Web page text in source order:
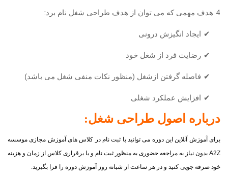
4 هدف مهمی که می توان از هدف طراحی شغل نام برد:
✔ ایجاد انگیزش درونی
✔ رضایت فرد از شغل خود
✔ فاصله گرفتن ازشغل (منظور نکات منفی شغل می باشد)
✔ افزایش عملکرد شغلی
درباره اصول طراحی شغل:
برای آموزش آنلاین این دوره می توانید با ثبت نام در کلاس های آموزش مجازی موسسه
A2Z بدون نیاز به مراجعه حضوری به منظور ثبت نام و یا برقراری کلاس از زمان و هزینه
خود صرفه جویی کنید و در هر ساعت از شبانه روز آموزش دوره را فرا بگیرید.